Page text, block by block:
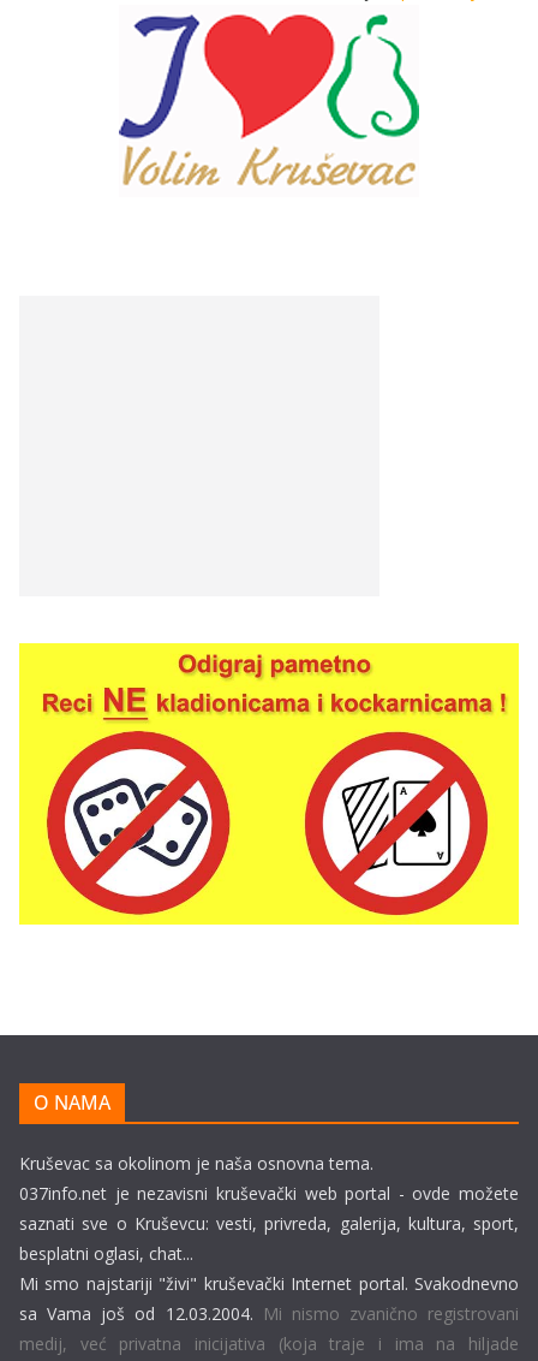
O NAMA
Kruševac sa okolinom je naša osnovna tema.
037info.net je nezavisni kruševački web portal - ovde možete
saznati sve o Kruševcu: vesti, privreda, galerija, kultura, sport,
besplatni oglasi, chat...
Mi smo najstariji "živi" kruševački Internet portal. Svakodnevno
sa Vama još od 12.03.2004. Mi nismo zvanično registrovani
medij, već privatna inicijativa (koja traje i ima na hiljade